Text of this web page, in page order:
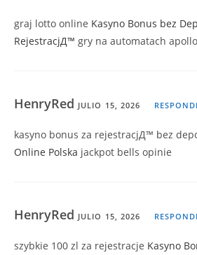
graj lotto online Kasyno Bonus bez
RejestracjД™ gry na automatach apollo
HenryRed JULIO 15, 2026
kasyno bonus za rejestracjД™ bez
Online Polska jackpot bells opinie
HenryRed JULIO 15, 2026
szybkie 100 zl za rejestracje Kasyno